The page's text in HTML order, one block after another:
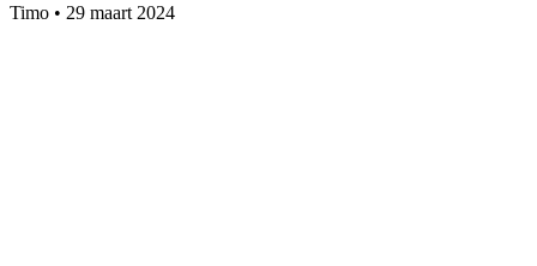
Timo • 29 maart 2024